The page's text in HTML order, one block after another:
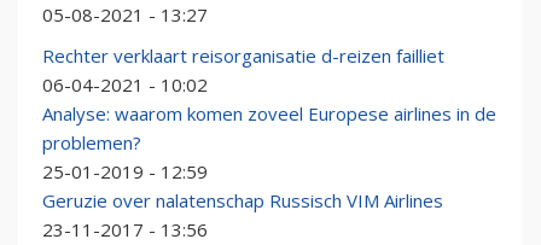
05-08-2021 - 13:27
Rechter verklaart reisorganisatie d-reizen failliet
06-04-2021 - 10:02
Analyse: waarom komen zoveel Europese airlines in de
problemen?
25-01-2019 - 12:59
Geruzie over nalatenschap Russisch VIM Airlines
23-11-2017 - 13:56